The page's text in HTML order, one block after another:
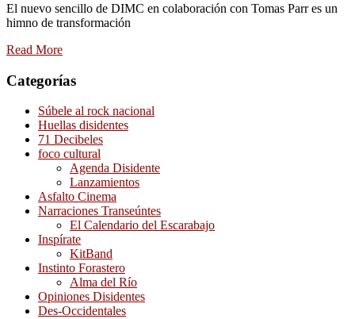
El nuevo sencillo de DIMC en colaboración con Tomas Parr es un
himno de transformación
Read More
Categorías
Súbele al rock nacional
Huellas disidentes
71 Decibeles
foco cultural
Agenda Disidente
Lanzamientos
Asfalto Cinema
Narraciones Transeúntes
El Calendario del Escarabajo
Inspírate
KitBand
Instinto Forastero
Alma del Río
Opiniones Disidentes
Des-Occidentales